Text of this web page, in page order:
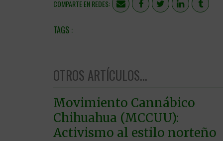
COMPARTE EN REDES:
OTROS ARTÍCULOS...
Movimiento Cannábico
Chihuahua (MCCUU):
Activismo al estilo norteño